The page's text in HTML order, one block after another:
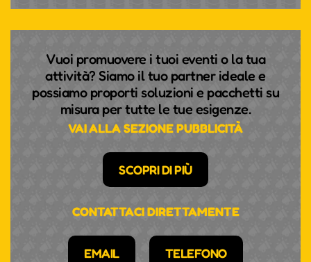
Vuoi promuovere i tuoi eventi o la tua
attività? Siamo il tuo partner ideale e
possiamo proporti soluzioni e pacchetti su
misura per tutte le tue esigenze.
VAI ALLA SEZIONE PUBBLICITÀ
SCOPRI DI PIÙ
CONTATTACI DIRETTAMENTE
EMAIL TELEFONO